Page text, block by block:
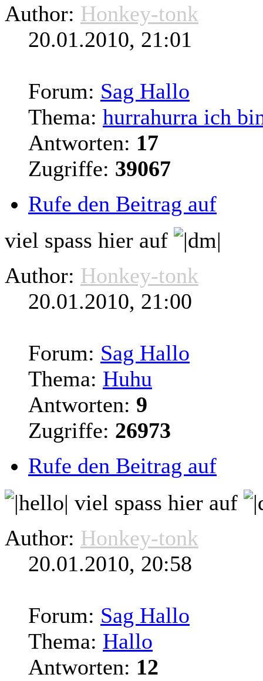
Author: Honkey-tonk
20.01.2010, 21:01
Forum: Sag Hallo
Thema: hurrahurra ich
Antworten: 17
Zugriffe: 39067
Rufe den Beitrag auf
viel spass hier auf
Author: Honkey-tonk
20.01.2010, 21:00
Forum: Sag Hallo
Thema: Huhu
Antworten: 9
Zugriffe: 26973
Rufe den Beitrag auf
viel spass hier auf
Author: Honkey-tonk
20.01.2010, 20:58
Forum: Sag Hallo
Thema: Hallo
Antworten: 12